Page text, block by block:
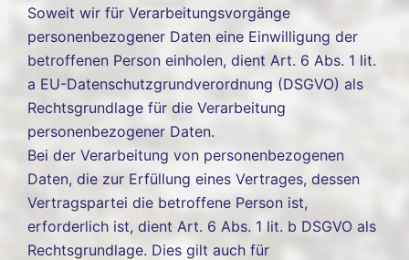
Soweit wir für Verarbeitungsvorgänge
personenbezogener Daten eine Einwilligung der
betroffenen Person einholen, dient Art. 6 Abs. 1 lit.
a EU-Datenschutzgrundverordnung (DSGVO) als
Rechtsgrundlage für die Verarbeitung
personenbezogener Daten.
Bei der Verarbeitung von personenbezogenen
Daten, die zur Erfüllung eines Vertrages, dessen
Vertragspartei die betroffene Person ist,
erforderlich ist, dient Art. 6 Abs. 1 lit. b DSGVO als
Rechtsgrundlage. Dies gilt auch für